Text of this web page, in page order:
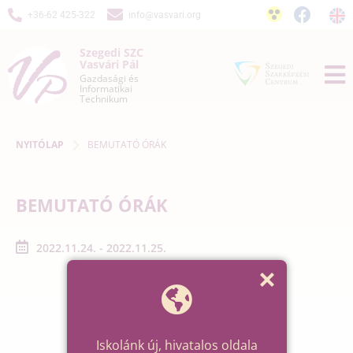
+36-62 425-322 info@vasvari.org
Szegedi SZC
Vasvári Pál
Gazdasági és
Informatikai
Technikum
NYITÓLAP BEMUTATÓ ÓRÁK
BEMUTATÓ ÓRÁK
2022.11.24. - 2022.11.25.
Iskolánk új, hivatalos oldala